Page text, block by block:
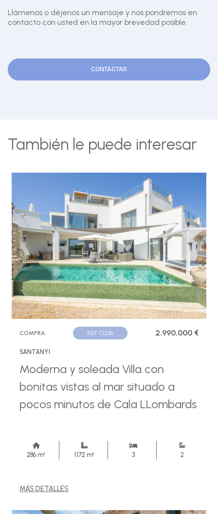
Llámenos o déjenos un mensaje y nos pondremos en
contacto con usted en la mayor brevedad posible.
CONTACTAR
También le puede interesar
COMPRA REF. C1236 2.990.000 €
SANTANYI
Moderna y soleada Villa con
bonitas vistas al mar situado a
pocos minutos de Cala LLombards
286 m² 1.172 m² 3 2
MÁS DETALLES